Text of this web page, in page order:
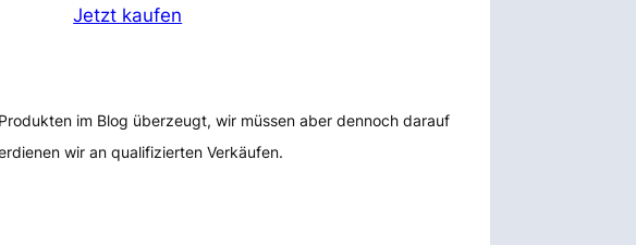
Jetzt kaufen
im Blog überzeugt, wir müssen aber dennoch darauf
wir an qualifizierten Verkäufen.